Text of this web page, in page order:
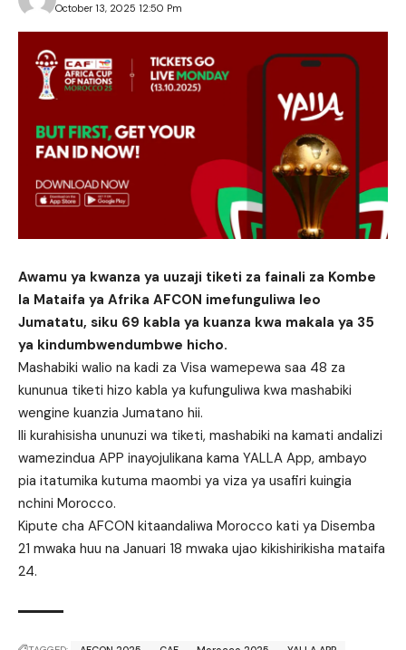
October 13, 2025 12:50 Pm
Awamu ya kwanza ya uuzaji tiketi za fainali za Kombe
la Mataifa ya Afrika AFCON imefunguliwa leo
Jumatatu, siku 69 kabla ya kuanza kwa makala ya 35
ya kindumbwendumbwe hicho.
Mashabiki walio na kadi za Visa wamepewa saa 48 za
kununua tiketi hizo kabla ya kufunguliwa kwa mashabiki
wengine kuanzia Jumatano hii.
Ili kurahisisha ununuzi wa tiketi, mashabiki na kamati andalizi
wamezindua APP inayojulikana kama YALLA App, ambayo
pia itatumika kutuma maombi ya viza ya usafiri kuingia
nchini Morocco.
Kipute cha AFCON kitaandaliwa Morocco kati ya Disemba
21 mwaka huu na Januari 18 mwaka ujao kikishirikisha mataifa
24.